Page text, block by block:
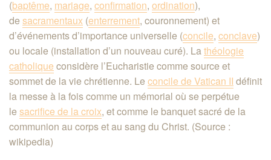
(baptême, mariage, confirmation, ordination),
de sacramentaux (enterrement, couronnement) et
d’événements d’importance universelle (concile, conclave)
ou locale (installation d’un nouveau curé). Lathéologie
catholique considère l’Eucharistie comme source et
sommet de la vie chrétienne. Le concile de Vatican II définit
la messe à la fois comme un mémorial où se perpétue
le sacrifice de la croix, et comme le banquet sacré de la
communion au corps et au sang du Christ. (Source :
wikipedia)